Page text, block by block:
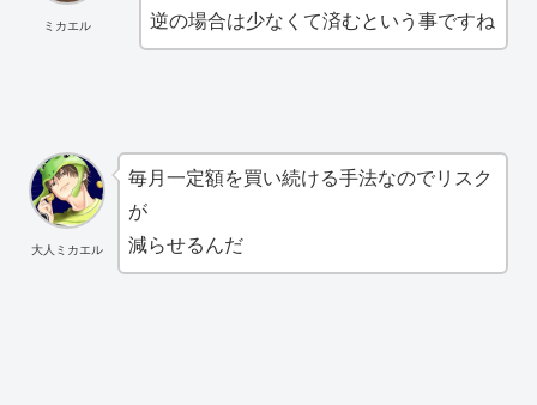
ミカエル
逆の場合は少なくて済むという事ですね
大人ミカエル
毎月一定額を買い続ける手法なのでリスク
が
減らせるんだ